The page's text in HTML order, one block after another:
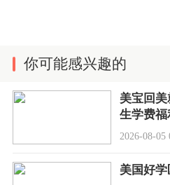
你可能感兴趣的
美宝回
生学费福
2026-08-05
美国好